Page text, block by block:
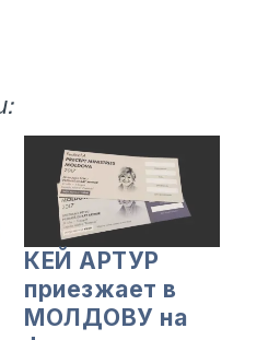
КЕЙ АРТУР
приезжает в
МОЛДОВУ на